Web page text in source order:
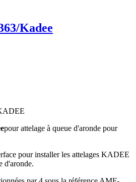
Kadee
pour attelage à queue d'aronde pour
pour installer les attelages KADEE
d'aronde.